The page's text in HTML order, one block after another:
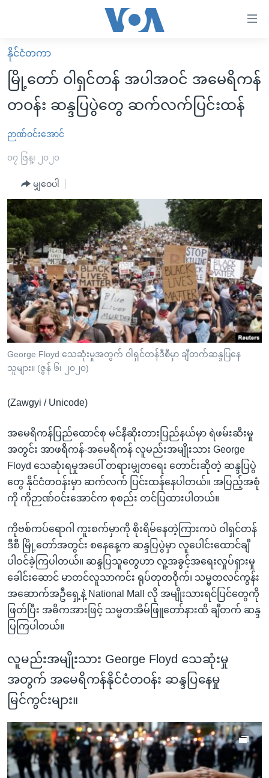
လွယ်ကူ
စေ
များ
ပင်မ
ကျော်
ကြည့်
ရန်
ပင်မ
အ
ညွန်း
စာမျက်နှာ
သို့
ကျော်
ကြည့်
ရန်
ရန်
သို့
ကျော်
ရန်
မူလစာမျက်နှာ
မြန်မာ
ကမ္ဘာ့သတင်းများ
နိုင်ငံတကာ
အမေရိကန်
အစ္စရေး-ပါလက်စတိုင်း
ဗွီဒီယို
သတင်းလွတ်လပ်ခွင့်
အင်္ဂလိပ်စာလေ့လာမယ်
အမေရိကန်သုံးအီဒီယံ
မကြေးမုံရဲ့ အင်္ဂလိပ်စာ
ရုပ်ရှင်ထဲက အင်္ဂလိပ်စာ
သုတပဒေသာ အင်္ဂလိပ်စာ
အပတ်စဉ်ကဏ္ဍများ
ရေဒီယို
တီဗွီ
ရေဒီယိုနှင့်ရုပ်သံ အချက်အလက်များ
ရေဒီယို/တီဗွီအစီအစဉ်
Learning English
ဗွီအိုအေ လူမှုကွန်ယက်များ
နိုင်ငံတကာ
မြို့တော် ဝါရှင်တန် အပါအဝင် အမေရိကန်
တဝန်း ဆန္ဒပြပွဲတွေ ဆက်လက်ပြင်းထန်
ဉာဏ်ဝင်းအောင်
၀၇ ဇြန္၊ ၂၀၂၀
မျှဝေပါ
George Floyd သေဆုံးမှုအတွက် ဝါရှင်တန်ဒီစီမှာ ချီတက်ဆန္ဒပြနေ
သူများ။ (ဇွန် ၆၊ ၂၀၂၀)
(Zawgyi / Unicode)
အမေရိကန်ပြည်ထောင်စု မင်နီဆိုးတားပြည်နယ်မှာ ရဲဖမ်းဆီးမှု
အတွင်း အာဖရိကန်-အမေရိကန် လူမည်းအမျိုးသား George
Floyd သေဆုံးရမှုအပေါ် တရားမျှတရေး တောင်းဆိုတဲ့ ဆန္ဒပြပွဲ
တွေ နိုင်ငံတဝန်းမှာ ဆက်လက် ပြင်းထန်နေပါတယ်။ အပြည့်အစုံ
ကို ကိုဉာဏ်ဝင်းအောင်က စုစည်း တင်ပြထားပါတယ်။
ကိုဗစ်ကပ်ရောဂါ ကူးစက်မှာကို စိုးရိမ်နေတဲ့ကြားကပဲ ဝါရှင်တန်
ဒီစီ မြို့တော်အတွင်း စနေနေ့က ဆန္ဒပြပွဲမှာ လူပေါင်းထောင်ချီ
ပါဝင်ခဲ့ကြပါတယ်။ ဆန္ဒပြသူတွေဟာ လူ့အခွင့်အရေးလှုပ်ရှားမှု
ခေါင်းဆောင် မာတင်လူသာကင်း ရုပ်တုတဝိုက်၊ သမ္မတလင်ကွန်း
အဆောက်အဦရှေ့နဲ့ National Mall လို အမျိုးသားရင်ပြင်တွေကို
ဖြတ်ပြီး အဓိကအားဖြင့် သမ္မတအိမ်ဖြူတော်နားထိ ချီတက် ဆန္ဒ
ပြကြပါတယ်။
လူမည်းအမျိုးသား George Floyd သေဆုံးမှု
အတွက် အမေရိကန်နိုင်ငံတဝန်း ဆန္ဒပြနေမှု
မြင်ကွင်းများ။